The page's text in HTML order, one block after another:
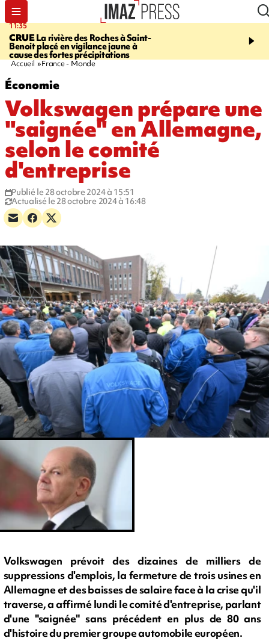
11:35
CRUELa rivière des Roches à Saint-
Benoit placé en vigilance jaune à
cause des fortes précipitations
11:57
Le
Papang a repris du
Accueil France - Monde
Économie
Volkswagen prépare une
"saignée" en Allemagne,
selon le comité
d'entreprise
Publié le 28 octobre 2024 à 15:51
Actualisé le 28 octobre 2024 à 16:48
Volkswagen prévoit des dizaines de milliers de
suppressions d'emplois, la fermeture de trois usines en
Allemagne et des baisses de salaire face à la crise qu'il
traverse, a affirmé lundi le comité d'entreprise, parlant
d'une "saignée" sans précédent en plus de 80 ans
d'histoire du premier groupe automobile européen.